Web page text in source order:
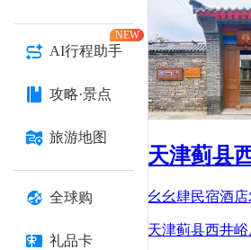
AI行程助手
NEW
攻略·景点
旅游地图
全球购
礼品卡
天津蓟县
幺幺肆民宿酒
天津蓟县西井